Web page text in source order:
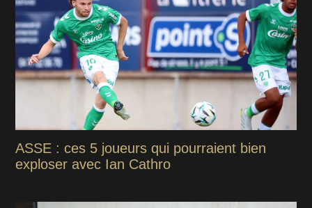
ASSE : ces 5 joueurs qui pourraient bien
exploser avec Ian Cathro